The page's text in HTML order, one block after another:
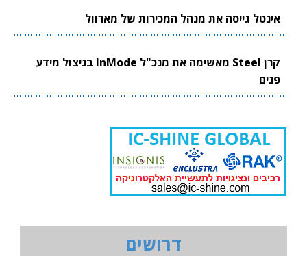
אינטל גייסה את מנהל המכירות של מארוול
קרן Steel מאשימה את מנכ"ל InMode בניצול מידע
פנים
דרושים